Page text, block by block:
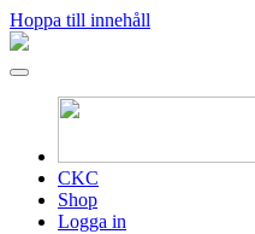
Hoppa till innehåll
CKC
Shop
Logga in